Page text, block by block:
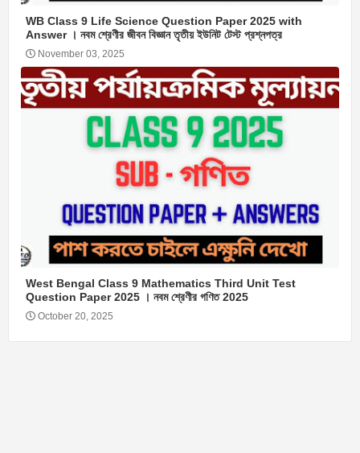
WB Class 9 Life Science Question Paper 2025 with
Answer । নবম শ্রেণীর জীবন বিজ্ঞান তৃতীয় ইউনিট টেস্ট প্রশ্নপত্র
November 03, 2025
West Bengal Class 9 Mathematics Third Unit Test
Question Paper 2025 । নবম শ্রেণীর গণিত 2025
October 20, 2025